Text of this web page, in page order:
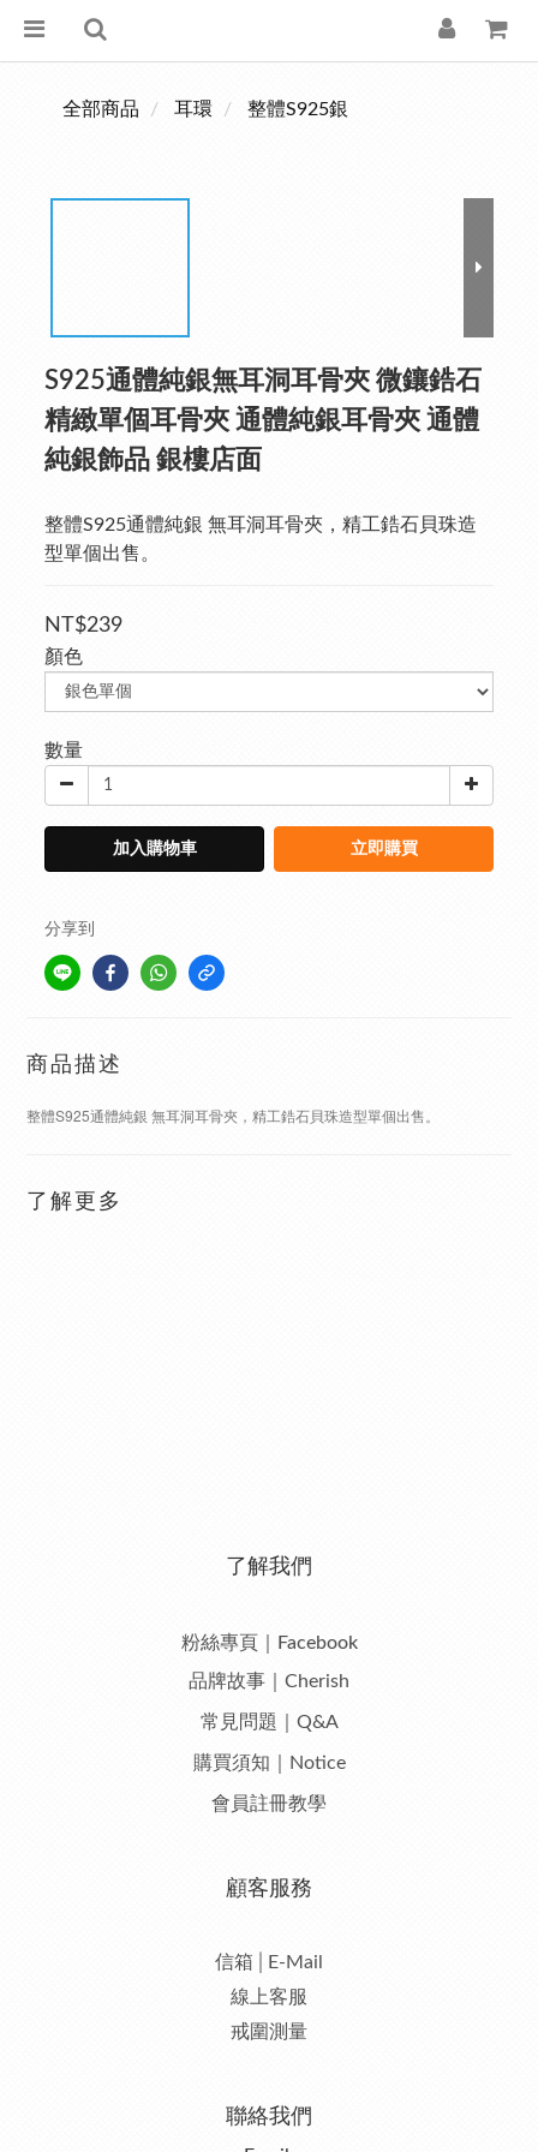
全部商品 耳環 整體S925銀
S925通體純銀無耳洞耳骨夾 微鑲鋯石
精緻單個耳骨夾 通體純銀耳骨夾 通體
純銀飾品 銀樓店面
整體S925通體純銀 無耳洞耳骨夾，精工鋯石貝珠造
型單個出售。
NT$239
顏色
數量
加入購物車 立即購買
分享到
商品描述
整體S925通體純銀 無耳洞耳骨夾，精工鋯石貝珠造型單個出售。
了解更多
了解我們
粉絲專頁｜Facebook
品牌故事｜Cherish
常見問題｜Q&A
購買須知｜Notice
會員註冊教學
顧客服務
信箱│E-Mail
線上客服
戒圍測量
聯絡我們